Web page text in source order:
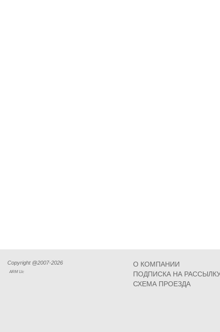
Copyright @2007-2026
ARM Llc
О КОМПАНИИ
ПОДПИСКА НА
СХЕМА ПРОЕЗДА